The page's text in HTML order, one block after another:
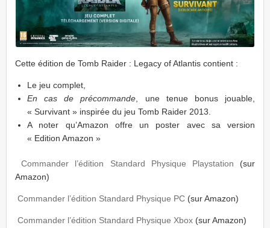
Cette édition de Tomb Raider : Legacy of Atlantis contient :
Le jeu complet,
En cas de précommande, une tenue bonus jouable,
« Survivant » inspirée du jeu Tomb Raider 2013.
A noter qu’Amazon offre un poster avec sa version
« Edition Amazon »
Commander l’édition Standard Physique Playstation (sur
Amazon)
Commander l’édition Standard Physique PC (sur Amazon)
Commander l’édition Standard Physique Xbox (sur Amazon)